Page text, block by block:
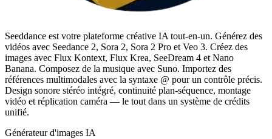
Seeddance est votre plateforme créative IA tout-en-un. Générez des
vidéos avec Seedance 2, Sora 2, Sora 2 Pro et Veo 3. Créez des
images avec Flux Kontext, Flux Krea, SeeDream 4 et Nano
Banana. Composez de la musique avec Suno. Importez des
références multimodales avec la syntaxe @ pour un contrôle précis.
Design sonore stéréo intégré, continuité plan-séquence, montage
vidéo et réplication caméra — le tout dans un système de crédits
unifié.
Générateur d'images IA